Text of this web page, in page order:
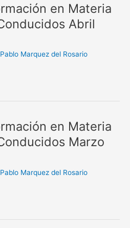
en Materia
Abril
Marquez del Rosario
en Materia
Marzo
Marquez del Rosario